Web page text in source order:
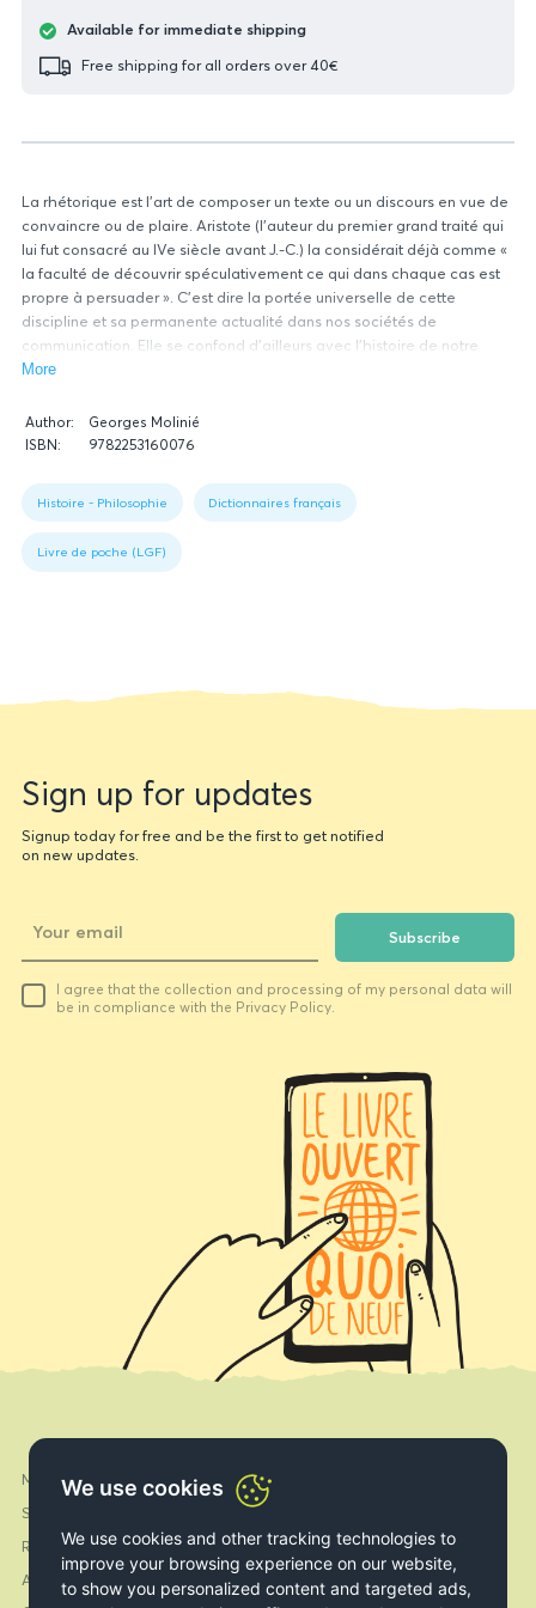
We use cookies
We use cookies and other tracking technologies to
improve your browsing experience on our website,
to show you personalized content and targeted ads,
La rhétorique est l'art de composer un texte ou un discours en vue de
convaincre ou de plaire. Aristote (l'auteur du premier grand traité qui
lui fut consacré au IVe siècle avant J.-C.) la considérait déjà comme «
la faculté de découvrir spéculativement ce qui dans chaque cas est
propre à persuader ». C'est dire la portée universelle de cette
discipline et sa permanente actualité dans nos sociétés de
communication. Elle se confond d'ailleurs avec l'histoire de notre
culture puisqu'elle est depuis la Renaissance le fondement de
400 rubriques (d'Abondance à Zeugma en passant par Antonomase,
Bienséance, Improvisation, Moeurs, Trope...) et de 14 grands tableaux
rhétorique. Il se prête à une consultation ponctuelle ou à une lecture
plus approfondie. Il permet ainsi à chacun d'accéder à la découverte,
à la compréhension et à la maîtrise de la rhétorique.
More
Book
data
Author:
Georges Molinié
ISBN:
9782253160076
1:
Book
data
Histoire - Philosophie Dictionnaires français
Livre de poche (LGF)
Available for immediate shipping
Free shipping for all orders over 40€
Newsletter
form
Sign up for updates
Signup today for free and be the first to get notified
on new updates.
email
Subscribe
I agree that the collection and processing of my personal data will
be in compliance with the Privacy Policy.
My Account
Shipping & Delivery
Returns & Exchanges
About us